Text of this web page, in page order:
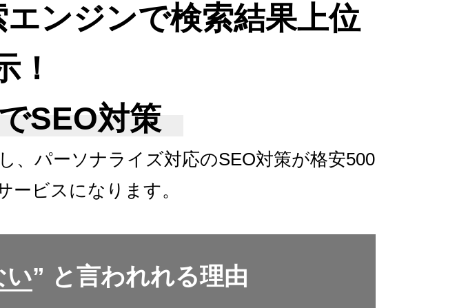
ンジンで検索結果上位
！
SEO対策
、 パーソナライズ対応のSEO対策が格安500
ービスになります。
い” と言われれる理由